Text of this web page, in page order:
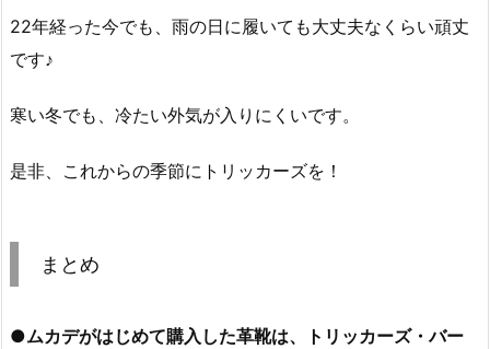
22年経った今でも、雨の日に履いても大丈夫なくらい頑丈
です♪
寒い冬でも、冷たい外気が入りにくいです。
是非、これからの季節にトリッカーズを！
まとめ
●ムカデがはじめて購入した革靴は、トリッカーズ・バー